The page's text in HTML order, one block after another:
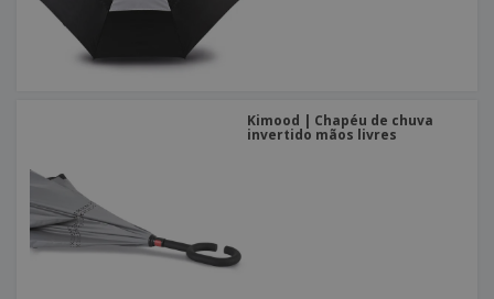
Kimood | Chapéu de chuva
invertido mãos livres